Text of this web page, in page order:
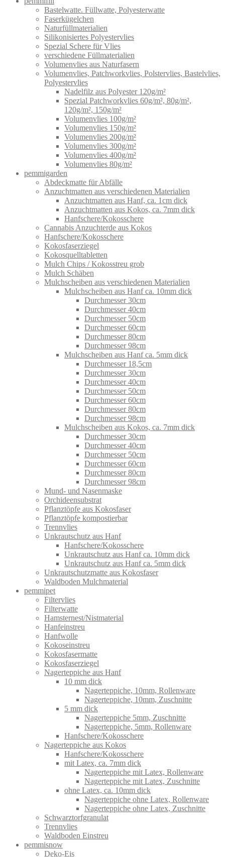
Bastelwatte. Füllwatte, Polyesterwatte
Faserkügelchen
Naturfüllmaterialien
Silikonisiertes Polyestervlies
Spezial Schere für Vlies
verschiedene Füllmaterialien
Volumenvlies aus Naturfasern
Volumenvlies, Patchworkvlies, Polstervlies, Bastelvlies,
Polyestervlies
Nadelfilz aus Polyester 120g/m²
Spezial Patchworkvlies 60g/m², 80g/m²,
120g/m², 150g/m²
Volumenvlies 100g/m²
Volumenvlies 150g/m²
Volumenvlies 200g/m²
Volumenvlies 300g/m²
Volumenvlies 400g/m²
Volumenvlies 80g/m²
pemmigarden
Abdeckmatte für Abfälle
Anzuchtmatten aus verschiedenen Materialien
Anzuchtmatten aus Hanf, ca. 1cm dick
Anzuchtmatten aus Kokos, ca. 7mm dick
Hanfschere/Kokosschere
Cannabis Anzuchterde aus Kokos
Hanfschere/Kokosschere
Kokosfaserziegel
Kokosquelltabletten
Mulch Chips / Kokosstreu grob
Mulch Schäben
Mulchscheiben aus verschiedenen Materialien
Mulchscheiben aus Hanf ca. 10mm dick
Durchmesser 30cm
Durchmesser 40cm
Durchmesser 50cm
Durchmesser 60cm
Durchmesser 80cm
Durchmesser 98cm
Mulchscheiben aus Hanf ca. 5mm dick
Durchmesser 18,5cm
Durchmesser 30cm
Durchmesser 40cm
Durchmesser 50cm
Durchmesser 60cm
Durchmesser 80cm
Durchmesser 98cm
Mulchscheiben aus Kokos, ca. 7mm dick
Durchmesser 30cm
Durchmesser 40cm
Durchmesser 50cm
Durchmesser 60cm
Durchmesser 80cm
Durchmesser 98cm
Mund- und Nasenmaske
Orchideensubstrat
Pflanztöpfe aus Kokosfaser
Pflanztöpfe kompostierbar
Trennvlies
Unkrautschutz aus Hanf
Hanfschere/Kokosschere
Unkrautschutz aus Hanf ca. 10mm dick
Unkrautschutz aus Hanf ca. 5mm dick
Unkrautschutzmatte aus Kokosfaser
Waldboden Mulchmaterial
pemmipet
Filtervlies
Filterwatte
Hamsternest/Nistmaterial
Hanfeinstreu
Hanfwolle
Kokoseinstreu
Kokosfasermatte
Kokosfaserziegel
Nagerteppiche aus Hanf
10 mm dick
Nagerteppiche, 10mm, Rollenware
Nagerteppiche, 10mm, Zuschnitte
5 mm dick
Nagerteppiche 5mm, Zuschnitte
Nagerteppiche, 5mm, Rollenware
Hanfschere/Kokosschere
Nagerteppiche aus Kokos
Hanfschere/Kokosschere
mit Latex, ca. 7mm dick
Nagerteppiche mit Latex, Rollenware
Nagerteppiche mit Latex, Zuschnitte
ohne Latex, ca. 10mm dick
Nagerteppiche ohne Latex, Rollenware
Nagerteppiche ohne Latex, Zuschnitte
Schwarztorfgranulat
Trennvlies
Waldboden Einstreu
pemmisnow
Deko-Eis